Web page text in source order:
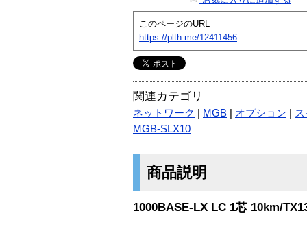
このページのURL
https://plth.me/12411456
関連カテゴリ
ネットワーク MGB オプション
MGB-SLX10
商品説明
1000BASE-LX LC 1芯 10km/